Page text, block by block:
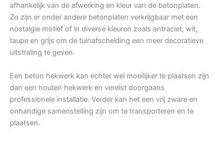
afhankelijk van de afwerking en kleur van de betonplaten.
Zo zijn er onder andere betonplaten verkrijgbaar met een
nostalgie motief of in diverse kleuren zoals antraciet, wit,
taupe en grijs om de tuinafscheiding een meer decoratieve
uitstraling te geven.
Een beton hekwerk kan echter wel moeilijker te plaatsen zijn
dan een houten hekwerk en vereist doorgaans
professionele installatie. Verder kan het een vrij zware en
onhandige samenstelling zijn om te transporteren en te
plaatsen.